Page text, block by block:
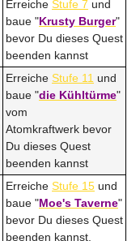
Erreiche Stufe 7 und
baue "Krusty Burger"
bevor Du dieses Quest
beenden kannst
Erreiche Stufe 11 und
baue "die Kühltürme"
vom
Atomkraftwerk bevor
Du dieses Quest
beenden kannst
Erreiche Stufe 15 und
baue "Moe's Taverne"
bevor Du dieses Quest
beenden kannst.